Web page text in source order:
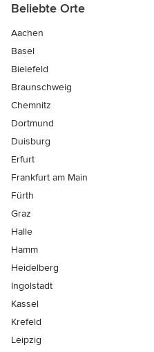
Beliebte Orte
Aachen
Basel
Bielefeld
Braunschweig
Chemnitz
Dortmund
Duisburg
Erfurt
Frankfurt am Main
Fürth
Graz
Halle
Hamm
Heidelberg
Ingolstadt
Kassel
Krefeld
Leipzig